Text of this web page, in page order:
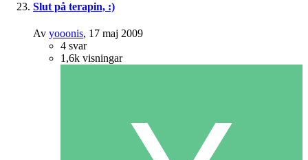
Slut på terapin, :)
Av yooonis, 17 maj 2009
4 svar
1,6k visningar